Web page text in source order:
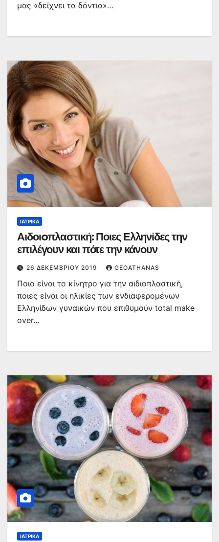
μας «δείχνει τα δόντια»…
ΙΑΤΡΙΚΆ
Αιδοιoπλαστική: Ποιες Ελληνίδες την
επιλέγουν και πότε την κάνουν
26 ΔΕΚΕΜΒΡΊΟΥ 2019 GEOATHANAS
Ποιο είναι το κίνητρο για την αιδιοπλαστική,
ποιες είναι οι ηλικίες των ενδιαφερομένων
Ελληνίδων γυναικών που επιθυμούν total make
over…
ΙΑΤΡΙΚΆ